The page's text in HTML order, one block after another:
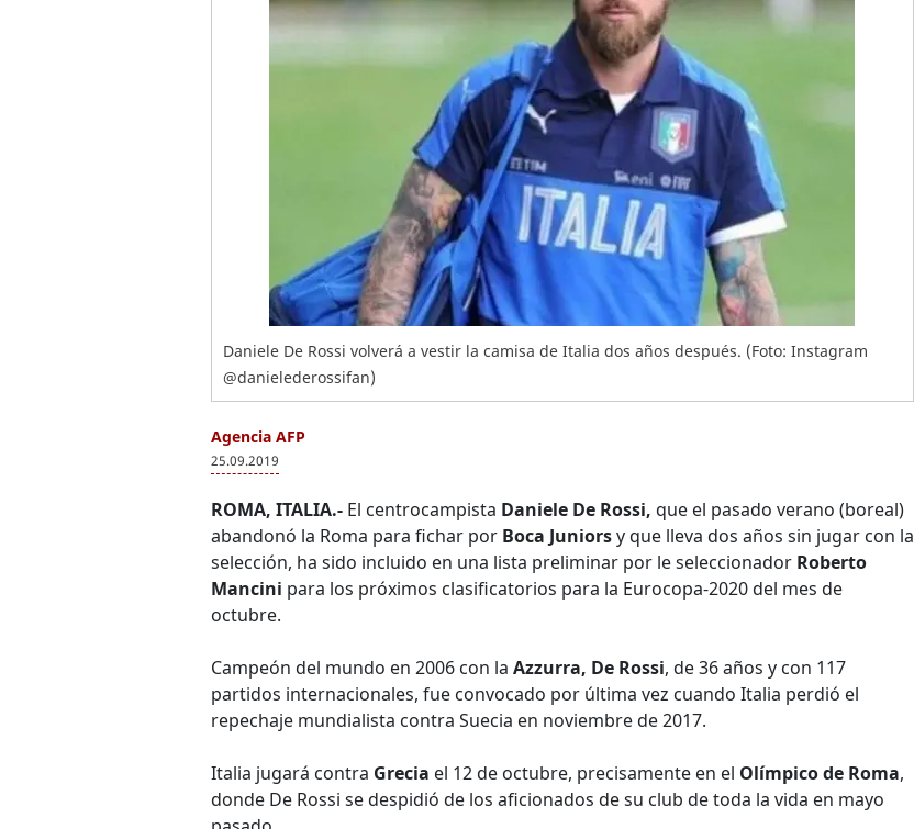
Daniele De Rossi volverá a vestir la camisa de Italia dos años después. (Foto: Instagram
@danielederossifan)
Agencia AFP
25.09.2019
ROMA, ITALIA.- El centrocampista Daniele De Rossi, que el pasado verano (boreal)
abandonó la Roma para fichar por Boca Juniorsy que lleva dos años sin jugar con la
selección, ha sido incluido en una lista preliminar por le seleccionador Roberto
Mancini para los próximos clasificatorios para la Eurocopa-2020 del mes de
octubre.
Campeón del mundo en 2006 con la Azzurra, De Rossi, de 36 años y con 117
partidos internacionales, fue convocado por última vez cuando Italia perdió el
repechaje mundialista contra Suecia en noviembre de 2017.
Italia jugará contra Grecia el 12 de octubre, precisamente en el Olímpico de Roma,
donde De Rossi se despidió de los aficionados de su club de toda la vida en mayo